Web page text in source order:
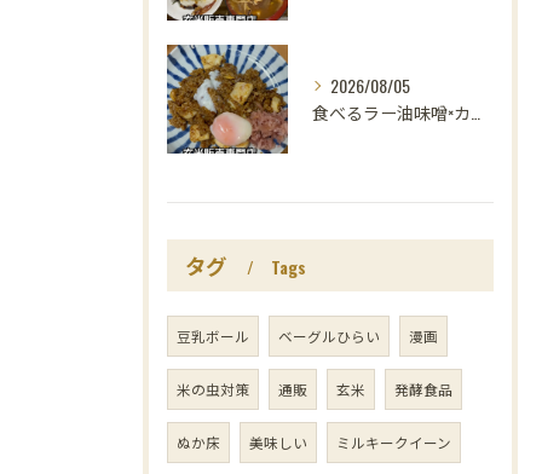
2026/08/05
食べるラー油味噌×カレー！
タグ Tags
豆乳ボール ベーグルひらい 漫画
米の虫対策 通販 玄米 発酵食品
ぬか床 美味しい ミルキークイーン